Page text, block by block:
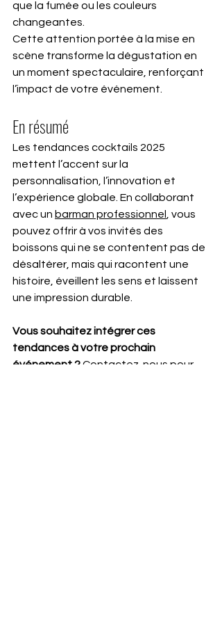
que la fumée ou les couleurs
changeantes.
Cette attention portée à la mise en
scène transforme la dégustation en
un moment spectaculaire, renforçant
l’impact de votre événement.
En résumé
Les tendances cocktails 2025
mettent l’accent sur la
personnalisation, l’innovation et
l’expérience globale. En collaborant
avec un barman professionnel , vous
pouvez offrir à vos invités des
boissons qui ne se contentent pas de
désaltérer, mais qui racontent une
histoire, éveillent les sens et laissent
une impression durable.
Vous souhaitez intégrer ces
tendances à votre prochain
événement ? Contactez-nous pour